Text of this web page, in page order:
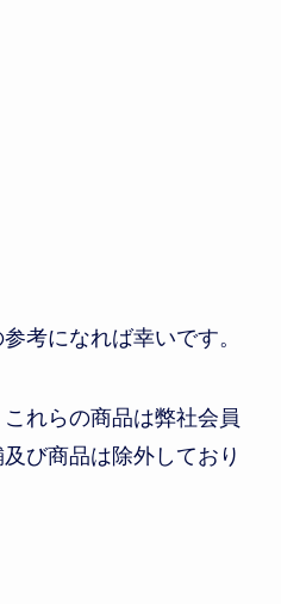
考になれば幸いです。
れらの商品は弊社会員
び商品は除外しており